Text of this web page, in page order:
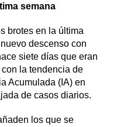
semana
brotes en la última
descenso con
siete días que eran
la tendencia de
Acumulada (IA) en
de casos diarios.
los que se